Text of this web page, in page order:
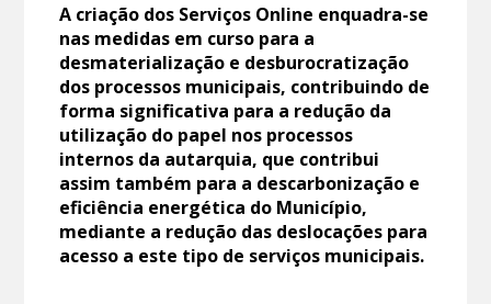
A criação dos Serviços Online enquadra-se
nas medidas em curso para a
desmaterialização e desburocratização
dos processos municipais, contribuindo de
forma significativa para a redução da
utilização do papel nos processos
internos da autarquia, que contribui
assim também para a descarbonização e
eficiência energética do Município,
mediante a redução das deslocações para
acesso a este tipo de serviços municipais.